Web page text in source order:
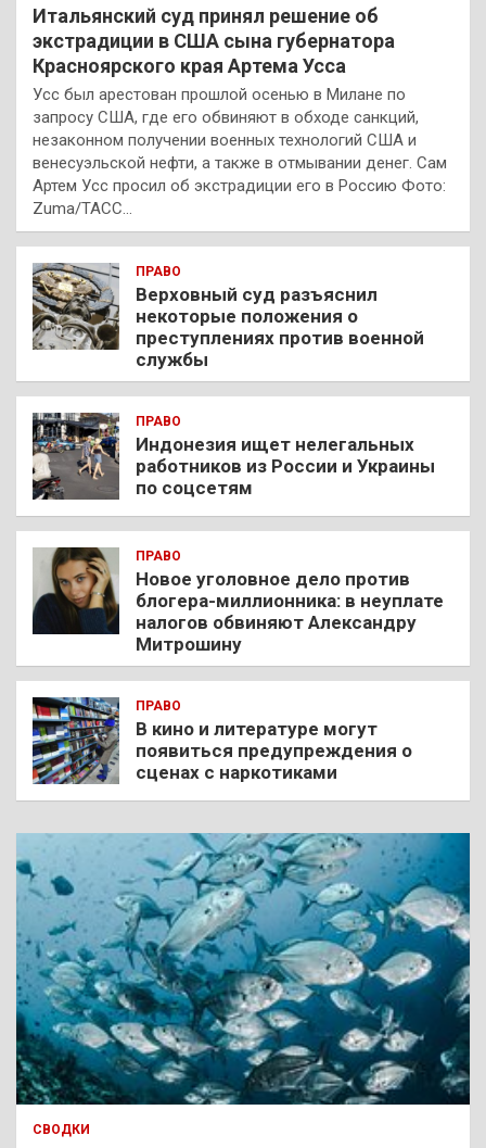
Итальянский суд принял решение об
экстрадиции в США сына губернатора
Красноярского края Артема Усса
Усс был арестован прошлой осенью в Милане по
запросу США, где его обвиняют в обходе санкций,
незаконном получении военных технологий США и
венесуэльской нефти, а также в отмывании денег. Сам
Артем Усс просил об экстрадиции его в Россию Фото:
Zuma/ТАСС…
ПРАВО
Верховный суд разъяснил
некоторые положения о
преступлениях против военной
службы
ПРАВО
Индонезия ищет нелегальных
работников из России и Украины
по соцсетям
ПРАВО
Новое уголовное дело против
блогера-миллионника: в неуплате
налогов обвиняют Александру
Митрошину
ПРАВО
В кино и литературе могут
появиться предупреждения о
сценах с наркотиками
СВОДКИ